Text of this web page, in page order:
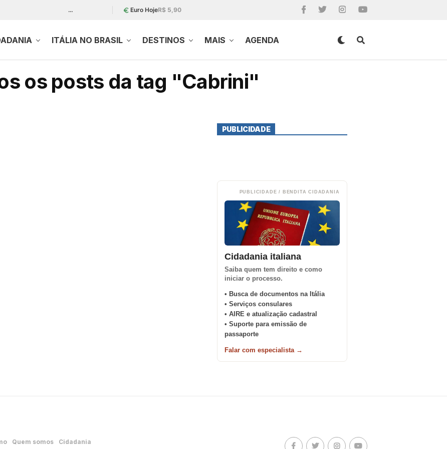
… Euro HojeR$ 5,90
ITÁLIA NO BRASIL DESTINOS MAIS AGENDA
os posts da tag "Cabrini"
PUBLICIDADE
PUBLICIDADE / BENDITA CIDADANIA
Cidadania italiana
Saiba quem tem direito e como
iniciar o processo.
• Busca de documentos na Itália
• Serviços consulares
• AIRE e atualização cadastral
• Suporte para emissão de
passaporte
Falar com especialista →
Quem somos
Cidadania